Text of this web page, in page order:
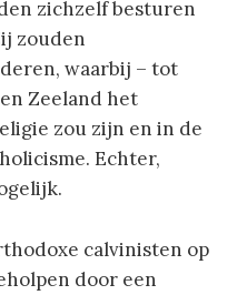
zichzelf besturen
zouden
waarbij – tot
Zeeland het
zou zijn en in de
Echter,
calvinisten op
door een